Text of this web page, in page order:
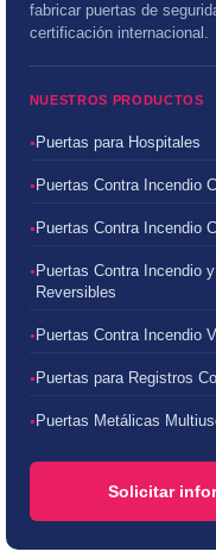
fabricar puertas de
certificación internacional.
NUESTROS PRODUCTOS
Puertas para Hospitales
Puertas Contra Incendio
Puertas Contra Incendio
Puertas Contra Incendio
Reversibles
Puertas Contra Incendio
Puertas para Registros
Puertas Metálicas
Solicitar